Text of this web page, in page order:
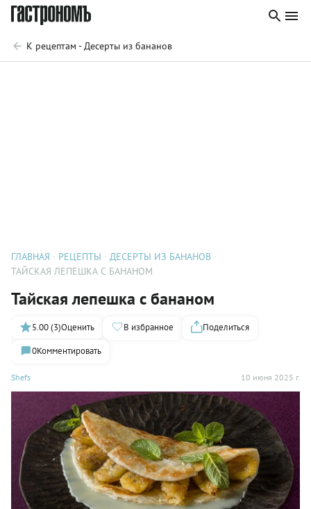
К рецептам - Десерты из бананов
ГЛАВНАЯ РЕЦЕПТЫ
ДЕСЕРТЫ ИЗ БАНАНОВ
ТАЙСКАЯ ЛЕПЕШКА С БАНАНОМ
Тайская лепешка с бананом
Shefs 10 июня 2025 г.
5.00 (3)Оценить В избранное
Поделиться
0Комментировать